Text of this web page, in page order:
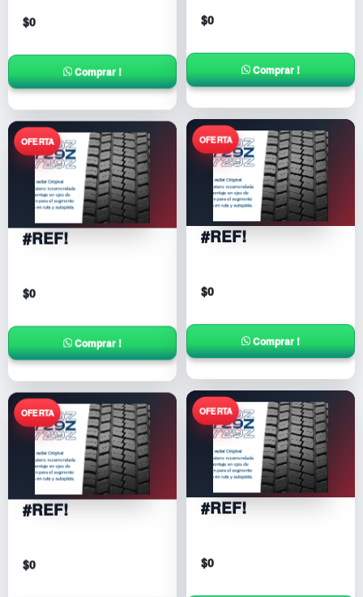
$0
Comprar !
$0
Comprar !
#REF!
$0
Comprar !
#REF!
$0
Comprar !
#REF!
$0
#REF!
$0